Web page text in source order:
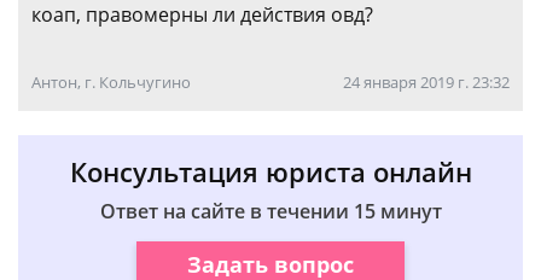
коап, правомерны ли действия овд?
Антон, г. Кольчугино 24 января 2019 г. 23:32
Консультация юриста онлайн
Ответ на сайте в течении 15 минут
Задать вопрос